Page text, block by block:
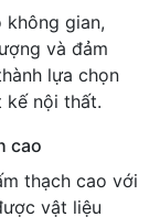
gian,
và đảm
lựa chọn
kế nội thất.
cao
thạch cao với
vật liệu